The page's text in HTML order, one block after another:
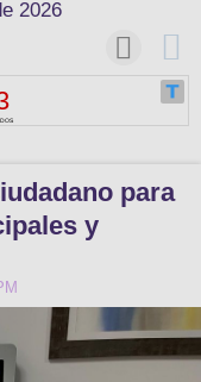
2026
para
y